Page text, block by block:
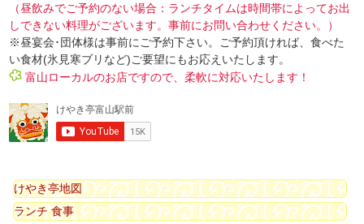
（昼飲みでご予約のない場合：ランチタイムは時間帯によってお出
しできない料理がございます。事前にお問い合わせください。）
※昼宴会･団体様は事前にご予約下さい。ご予約頂ければ、食べた
い食材(氷見寒ブリなど)ご要望にもお応えいたします。
富山ローカルのお店ですので、柔軟に対応いたします！
けやき亭地図
ランチ 食事